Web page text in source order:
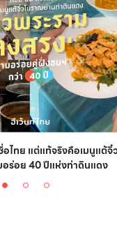
อไทย แต่แท้จริงคือเมนูแต้
ร่อย 40 ปีแห่งท่าดินแดง